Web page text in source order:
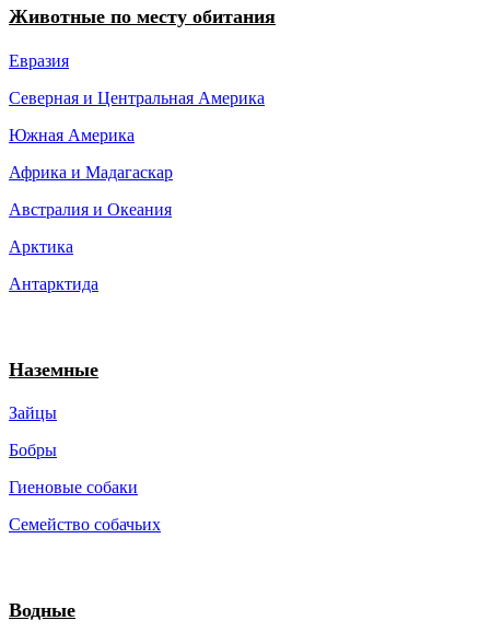
Животные по месту обитания
Евразия
Северная и Центральная Америка
Южная Америка
Африка и Мадагаскар
Австралия и Океания
Арктика
Антарктида
Наземные
Зайцы
Бобры
Гиеновые собаки
Семейство собачьих
Водные